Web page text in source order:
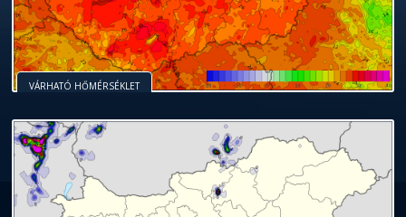
VÁRHATÓ HŐMÉRSÉKLET